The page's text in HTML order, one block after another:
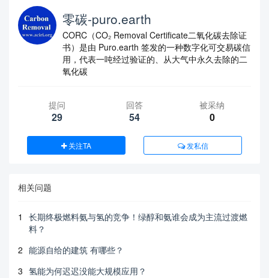
零碳-puro.earth
CORC（CO₂ Removal Certificate二氧化碳去除证
书）是由 Puro.earth 签发的一种数字化可交易碳信
用，代表一吨经过验证的、从大气中永久去除的二
氧化碳
提问
29
回答
54
被采纳
0
关注TA 发私信
相关问题
1
长期终极燃料氨与氢的竞争！绿醇和氨谁会成为主流过渡燃
料？
2 能源自给的建筑 有哪些？
3 氢能为何迟迟没能大规模应用？